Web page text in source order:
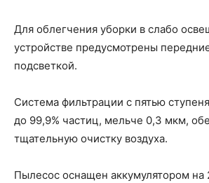
Для облегчения уборки в слабо
устройстве предусмотрены
подсветкой.
Система фильтрации с пятью
до 99,9% частиц, мельче 0,3 мкм,
тщательную очистку воздуха.
Пылесос оснащен аккумулятором на